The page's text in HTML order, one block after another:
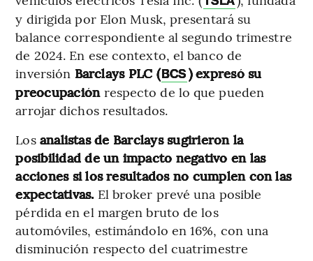
y dirigida por Elon Musk, presentará su
balance correspondiente al segundo trimestre
de 2024. En ese contexto, el banco de
inversión Barclays PLC (BCS) expresó su
preocupación respecto de lo que pueden
arrojar dichos resultados.
Los analistas de Barclays sugirieron la
posibilidad de un impacto negativo en las
acciones si los resultados no cumplen con las
expectativas. El broker prevé una posible
pérdida en el margen bruto de los
automóviles, estimándolo en 16%, con una
disminución respecto del cuatrimestre